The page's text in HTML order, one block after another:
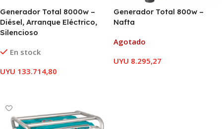
Generador Total 8000w –
Diésel, Arranque Eléctrico,
Silencioso
En stock
UYU 133.714,80
Generador Total 800w –
Nafta
Agotado
UYU 8.295,27